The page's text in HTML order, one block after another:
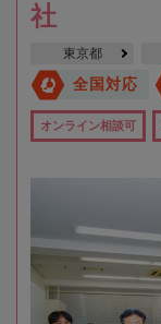
社
東京都
全国対応
オンライン相談可